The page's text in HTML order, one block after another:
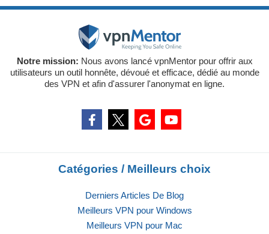
Notre mission: Nous avons lancé vpnMentor pour offrir aux
utilisateurs un outil honnête, dévoué et efficace, dédié au monde
des VPN et afin d'assurer l'anonymat en ligne.
Catégories / Meilleurs choix
Derniers Articles De Blog
Meilleurs VPN pour Windows
Meilleurs VPN pour Mac